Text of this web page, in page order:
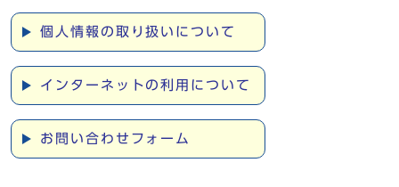
個人情報の取り扱いについて
インターネットの利用について
お問い合わせフォーム